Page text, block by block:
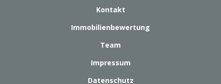
Kontakt
Immobilienbewertung
Team
Impressum
Datenschutz